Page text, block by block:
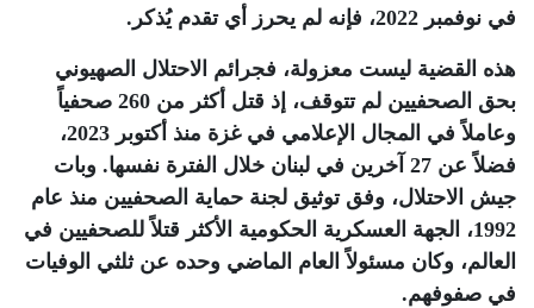
في نوفمبر 2022، فإنه لم يحرز أي تقدم يُذكر
.
هذه القضية ليست معزولة، فجرائم الاحتلال الصهيوني
بحق الصحفيين لم تتوقف، إذ قتل أكثر من 260 صحفياً
وعاملاً في المجال الإعلامي في غزة منذ أكتوبر 2023،
فضلاً عن 27 آخرين في لبنان خلال الفترة نفسها. وبات
جيش الاحتلال، وفق توثيق لجنة حماية الصحفيين منذ عام
1992، الجهة العسكرية الحكومية الأكثر قتلاً للصحفيين في
العالم، وكان مسئولاً العام الماضي وحده عن ثلثي الوفيات
في صفوفهم.